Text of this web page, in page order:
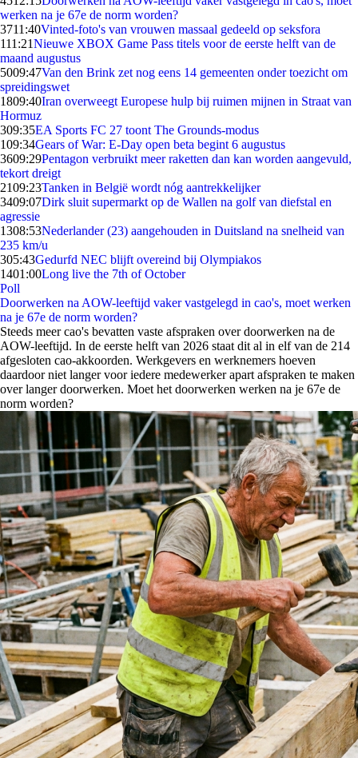
werken na je 67e de norm worden?
3711:40Vinted-foto's van vrouwen massaal gedeeld op seksfora
111:21Nieuwe XBOX Game Pass titels voor de eerste helft van de
maand augustus
5009:47Van den Brink zet nog eens 14 gemeenten onder toezicht om
spreidingswet
1809:40Iran overweegt Europese hulp bij ruimen mijnen in Straat van
Hormuz
309:35EA Sports FC 27 toont The Grounds-modus
109:34Gears of War: E-Day open beta begint 6 augustus
3609:29Pentagon verbruikt meer raketten dan kan worden aangevuld,
tekort dreigt
2109:23Tanken in België wordt nóg aantrekkelijker
3409:07Dirk sluit supermarkt op de Wallen na golf van diefstal en
agressie
1308:53Nederlander (23) aangehouden in Duitsland na snelheid van
235 km/u
305:43Gedurfd NEC blijft overeind bij Olympiakos
1401:00Long live the 7th of October
Poll
Doorwerken na AOW-leeftijd vaker vastgelegd in cao's, moet werken
na je 67e de norm worden?
Steeds meer cao's bevatten vaste afspraken over doorwerken na de
AOW-leeftijd. In de eerste helft van 2026 staat dit al in elf van de 214
afgesloten cao-akkoorden. Werkgevers en werknemers hoeven
daardoor niet langer voor iedere medewerker apart afspraken te maken
over langer doorwerken. Moet het doorwerken werken na je 67e de
norm worden?